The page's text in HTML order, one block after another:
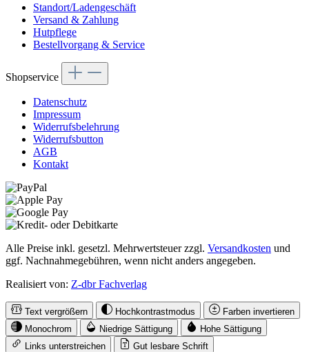
Standort/Ladengeschäft
Versand & Zahlung
Hutpflege
Bestellvorgang & Service
Shopservice
Datenschutz
Impressum
Widerrufsbelehrung
Widerrufsbutton
AGB
Kontakt
Alle Preise inkl. gesetzl. Mehrwertsteuer zzgl. Versandkosten und
ggf. Nachnahmegebühren, wenn nicht anders angegeben.
Realisiert von: Z-dbr Fachverlag
Text vergrößern Hochkontrastmodus
Farben invertieren
Monochrom
Niedrige Sättigung
Hohe Sättigung
Links unterstreichen
Gut lesbare Schrift